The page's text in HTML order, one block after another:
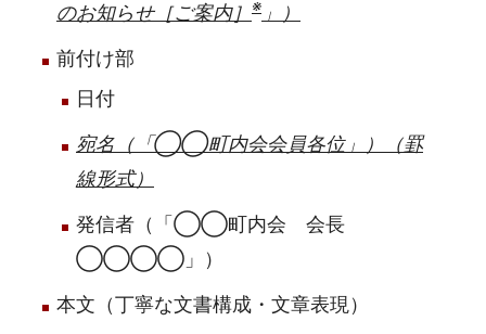
のお知らせ［ご案内］ ※ 」）
前付け部
日付
宛名（「◯◯町内会会員各位」）（罫
線形式）
発信者（「◯◯町内会 会長
◯◯◯◯」）
本文（丁寧な文書構成・文章表現）